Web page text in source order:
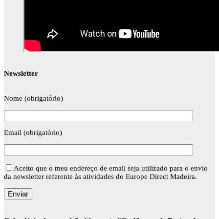
Newsletter
Nome (obrigatório)
Email (obrigatório)
Aceito que o meu endereço de email seja utilizado para o envio
da newsletter referente às atividades do Europe Direct Madeira.